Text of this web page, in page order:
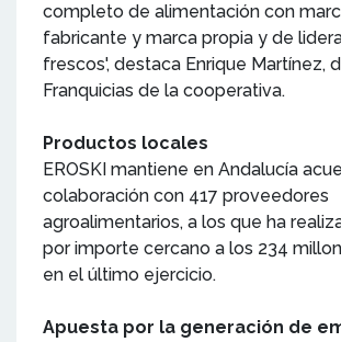
completo de alimentación con
fabricante y marca propia y de
frescos', destaca Enrique Martínez,
Franquicias de la cooperativa.
Productos locales
EROSKI mantiene en Andalucía
colaboración con 417 proveedores
agroalimentarios, a los que ha
por importe cercano a los 234
en el último ejercicio.
Apuesta por la generación de